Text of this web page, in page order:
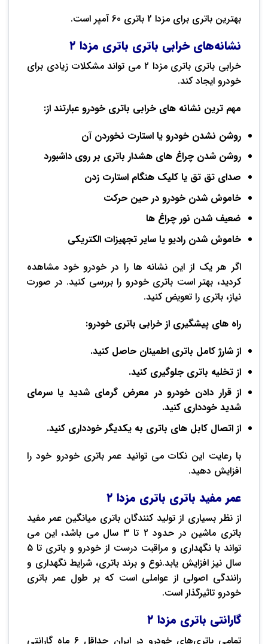
بهترین باتری برای مزدا 2 باتری 60 آمپر است.
نشانه‌های خرابی باتری باتری مزدا ۲
خرابی باتری باتری مزدا ۲ می تواند مشکلات زیادی برای
خودرو ایجاد کند.
مهم ترین نشانه های خرابی باتری خودرو عبارتند از:
روشن نشدن خودرو یا استارت نخوردن آن
روشن شدن چراغ های هشدار باتری بر روی داشبورد
صدای تق تق یا کلیک هنگام استارت زدن
خاموش شدن خودرو در حین حرکت
ضعیف شدن نور چراغ ها
خاموش شدن رادیو یا سایر تجهیزات الکتریکی
اگر هر یک از این نشانه ها را در خودرو خود مشاهده
کردید، بهتر است باتری خودرو را بررسی کنید. در صورت
نیاز، باتری را تعویض کنید.
راه های پیشگیری از خرابی باتری خودرو:
از شارژ کامل باتری اطمینان حاصل کنید.
از تخلیه باتری جلوگیری کنید.
از قرار دادن خودرو در معرض گرمای شدید یا سرمای
شدید خودداری کنید.
از اتصال کابل های باتری به یکدیگر خودداری کنید.
با رعایت این نکات می توانید عمر باتری خودرو خود را
افزایش دهید.
عمر مفید باتری باتری مزدا ۲
از نظر بسیاری از تولید کنندگان باتری میانگین عمر مفید
باتری ماشین در حدود ۲ تا ۳ سال می باشد، این می
تواند با نگهداری و مراقبت درست از خودرو و باتری تا ۵
سال نیز افزایش یابد.نوع و برند باتری، شرایط نگهداری و
رانندگی اصولی از عواملی است که بر طول عمر باتری
خودرو تاثیرگذار است.
گارانتی باتری مزدا ۲
تمامی باتری‌های خودرو در ایران حداقل ۶ ماه گارانتی